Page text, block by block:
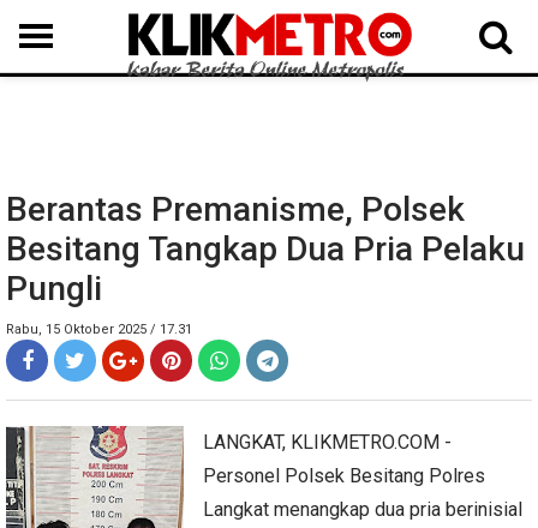
MEDAN LANGKAT DAIRI SAMOSIR TAPUT BATUBARA DELISERDANG
Berantas Premanisme, Polsek
Besitang Tangkap Dua Pria Pelaku
Pungli
Rabu, 15 Oktober 2025 / 17.31
LANGKAT, KLIKMETRO.COM -
Personel Polsek Besitang Polres
Langkat menangkap dua pria berinisial